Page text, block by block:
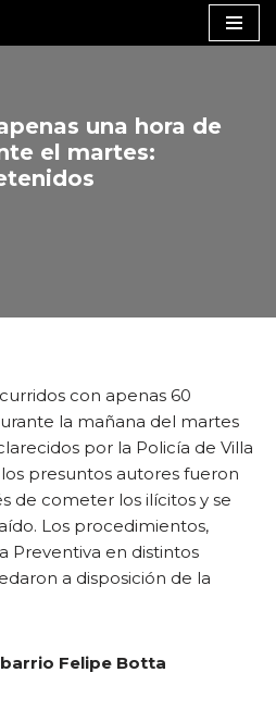
una hora de
el martes:
con apenas 60
la mañana del martes
por la Policía de Villa
presuntos autores fueron
de cometer los ilícitos y se
Los procedimientos,
Preventiva en distintos
a disposición de la
Felipe Botta